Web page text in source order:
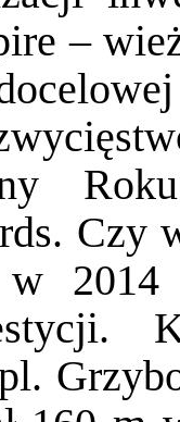
–
Czy
2014